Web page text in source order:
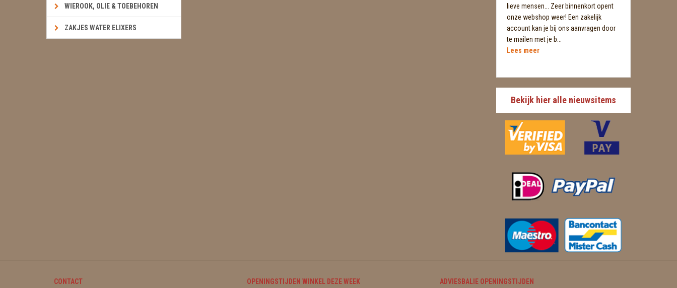
WIEROOK, OLIE & TOEBEHOREN
ZAKJES WATER ELIXERS
lieve mensen... Zeer binnenkort opent
onze webshop weer! Een zakelijk
account kan je bij ons aanvragen door
te mailen met je b...
Lees meer
Bekijk hier alle nieuwsitems
CONTACT OPENINGSTIJDEN WINKEL DEZE WEEK ADVIESBALIE OPENINGSTIJDEN